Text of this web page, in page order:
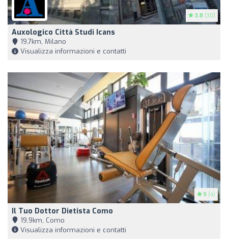
3.8 (30)
Auxologico Città Studi Icans
19,7km, Milano
Visualizza informazioni e contatti
5 (4)
Il Tuo Dottor Dietista Como
19,9km, Como
Visualizza informazioni e contatti